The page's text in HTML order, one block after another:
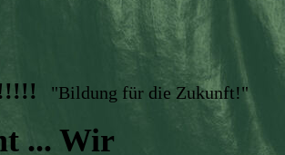
"Bildung für die Zukunft!"
... Wir